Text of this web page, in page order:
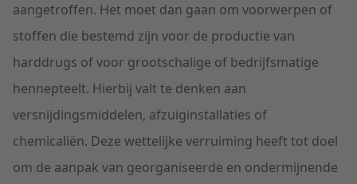
aangetroffen. Het moet dan gaan om voorwerpen of
stoffen die bestemd zijn voor de productie van
harddrugs of voor grootschalige of bedrijfsmatige
hennepteelt. Hierbij valt te denken aan
versnijdingsmiddelen, afzuiginstallaties of
chemicaliën. Deze wettelijke verruiming heeft tot doel
om de aanpak van georganiseerde en ondermijnende